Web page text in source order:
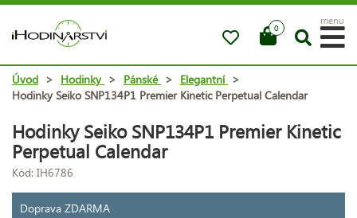
0
menu
Úvod > Hodinky > Pánské > Elegantní >
Hodinky Seiko SNP134P1 Premier Kinetic Perpetual Calendar
Hodinky Seiko SNP134P1 Premier Kinetic
Perpetual Calendar
Kód: IH6786
Doprava ZDARMA